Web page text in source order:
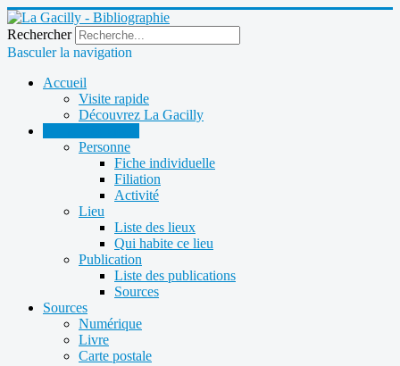
Rechercher
Basculer la navigation
Accueil
Visite rapide
Découvrez La Gacilly
Personne
Fiche individuelle
Filiation
Activité
Lieu
Liste des lieux
Qui habite ce lieu
Publication
Liste des publications
Sources
Sources
Numérique
Livre
Carte postale